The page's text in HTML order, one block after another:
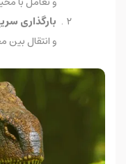
بارگذاری
و انتقال